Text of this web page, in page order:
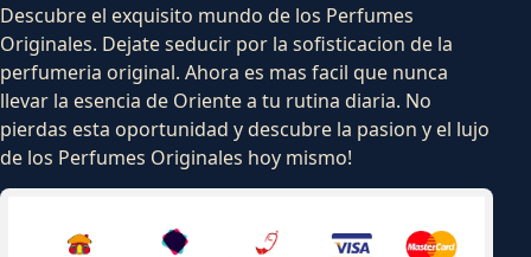
Descubre el exquisito mundo de los Perfumes
Originales. Dejate seducir por la sofisticacion de la
perfumeria original. Ahora es mas facil que nunca
llevar la esencia de Oriente a tu rutina diaria. No
pierdas esta oportunidad y descubre la pasion y el lujo
de los Perfumes Originales hoy mismo!